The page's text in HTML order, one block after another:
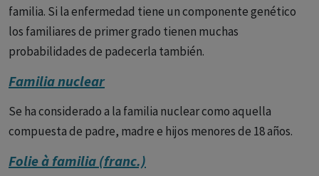
familia. Si la enfermedad tiene un componente genético
los familiares de primer grado tienen muchas
probabilidades de padecerla también.
Familia nuclear
Se ha considerado a la familia nuclear como aquella
compuesta de padre, madre e hijos menores de 18 años.
Folie à familia (franc.)